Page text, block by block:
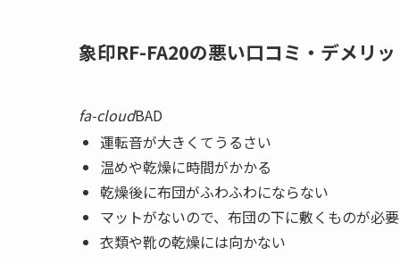
象印RF-FA20の悪い口コミ・デメリ
fa-cloudBAD
運転音が大きくてうるさい
温めや乾燥に時間がかかる
乾燥後に布団がふわふわにならない
マットがないので、布団の下に敷くものが必要
衣類や靴の乾燥には向かない